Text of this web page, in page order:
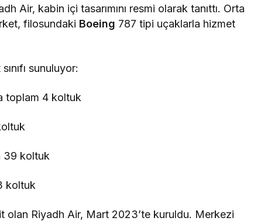
Air, kabin içi tasarımını resmi olarak tanıttı. Orta
filosundaki Boeing 787 tipi uçaklarla hizmet
sunuluyor:
toplam 4 koltuk
39 koltuk
koltuk
olan Riyadh Air, Mart 2023’te kuruldu. Merkezi